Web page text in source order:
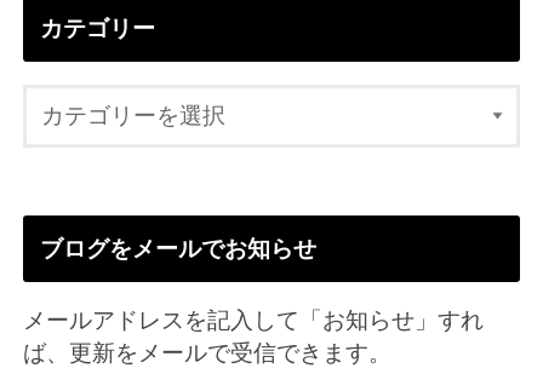
カテゴリー
ブログをメールでお知らせ
メールアドレスを記入して「お知らせ」すれ
ば、更新をメールで受信できます。